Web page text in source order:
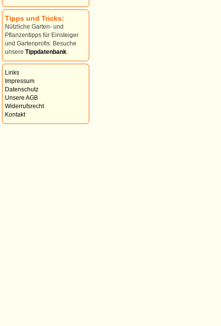
Tipps und Tricks:
Nützliche Garten- und
Pflanzentipps für Einsteiger
und Gartenprofis. Besuche
unsere Tippdatenbank
Links
Impressum
Datenschutz
Unsere AGB
Widerrufsrecht
Kontakt